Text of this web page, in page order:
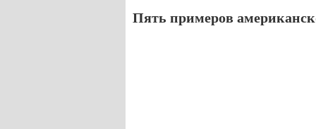
Пять примеров